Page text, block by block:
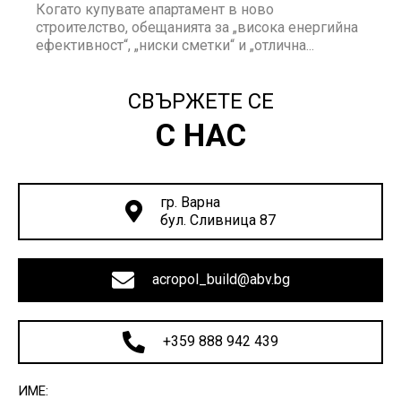
Когато купувате апартамент в ново
строителство, обещанията за „висока енергийна
ефективност“, „ниски сметки“ и „отлична...
СВЪРЖЕТЕ СЕ
С НАС
гр. Варна
бул. Сливница 87
acropol_build@abv.bg
+359 888 942 439
ИМЕ: